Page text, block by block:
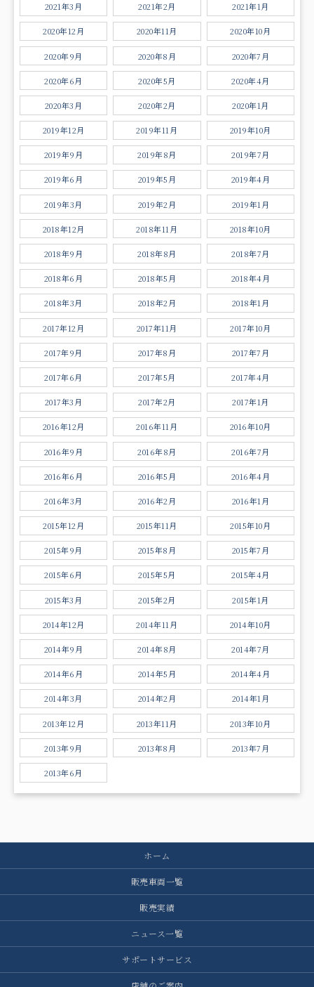
2021年3月 2021年2月 2021年1月
2020年12月 2020年11月 2020年10月
2020年9月 2020年8月 2020年7月
2020年6月 2020年5月 2020年4月
2020年3月 2020年2月 2020年1月
2019年12月 2019年11月 2019年10月
2019年9月 2019年8月 2019年7月
2019年6月 2019年5月 2019年4月
2019年3月 2019年2月 2019年1月
2018年12月 2018年11月 2018年10月
2018年9月 2018年8月 2018年7月
2018年6月 2018年5月 2018年4月
2018年3月 2018年2月 2018年1月
2017年12月 2017年11月 2017年10月
2017年9月 2017年8月 2017年7月
2017年6月 2017年5月 2017年4月
2017年3月 2017年2月 2017年1月
2016年12月 2016年11月 2016年10月
2016年9月 2016年8月 2016年7月
2016年6月 2016年5月 2016年4月
2016年3月 2016年2月 2016年1月
2015年12月 2015年11月 2015年10月
2015年9月 2015年8月 2015年7月
2015年6月 2015年5月 2015年4月
2015年3月 2015年2月 2015年1月
2014年12月 2014年11月 2014年10月
2014年9月 2014年8月 2014年7月
2014年6月 2014年5月 2014年4月
2014年3月 2014年2月 2014年1月
2013年12月 2013年11月 2013年10月
2013年9月 2013年8月 2013年7月
2013年6月
ホーム
販売車両一覧
販売実績
ニュース一覧
サポートサービス